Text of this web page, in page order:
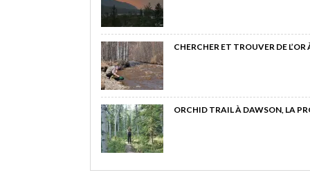
CHERCHER ET TROUVER DE
ORCHID TRAIL À DAWSON, LA